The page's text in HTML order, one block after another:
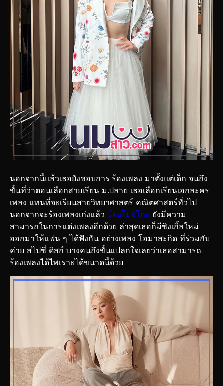
นอกจากนี้แล้วเธอยังชอบการ ร้องเพลง มาตั้งแต่เด็ก จนถึง
ขั้นที่ว่าตอนเลือกสายเรียน ม.ปลาย เธอเลือกเรียนเอกละคร
เพลง แทนที่จะเรียนสายวิทยาศาสตร์ คณิตศาสตร์ทั่วไป
นอกจากจะร้องเพลงเก่งแล้ว น้องโมจิโกะ ยังมีความ
สามารถในการแต่งเพลงอีกด้วย ล่าสุดเธอก็มีซิงเกิ้ลใหม่
ออกมาให้แฟน ๆ ได้ฟังกัน อย่างเพลง โอมาสะกิด ที่ร่วมกับ
ค่าย สไปซี่ ดิสก์ บางคนถึงขั้นแปลกใจเลยว่าเธอสามารถ
ร้องเพลงได้ไพเราะได้ขนาดนี้ด้วย